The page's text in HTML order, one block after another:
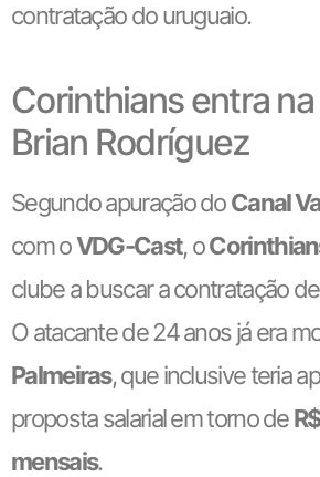
contratação do uruguaio.
Corinthians entra
Brian Rodríguez
Segundo apuração doCanal
com oVDG-Cast, o
clube a buscar a contratação
O atacante de 24 anos já era
Palmeiras, que inclusive teria
proposta salarial em torno de
mensais.